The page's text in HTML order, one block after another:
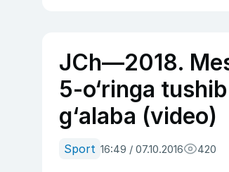
JCh—2018.
5-o‘ringa
g‘alaba (video)
Sport 16:49 / 07.10.2016 420